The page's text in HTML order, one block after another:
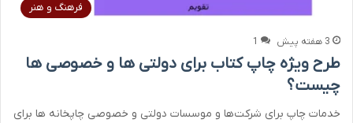
فرهنگ و هنر
3 هفته پیش 1
طرح ویژه چاپ کتاب برای دولتی ها و خصوصی ها
چیست؟
خدمات چاپ برای شرکت‌ها و موسسات دولتی و خصوصی چاپخانه ها برای